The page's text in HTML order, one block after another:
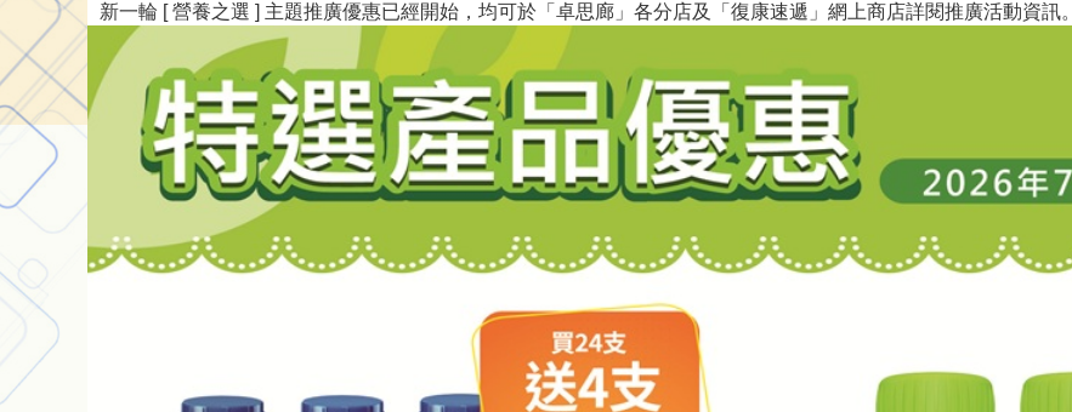
新一輪 [ 營養之選 ] 主題推廣優惠已經開始，均可於「卓思廊」各分店及「復康速遞」網上商店詳閱推廣活動資訊。